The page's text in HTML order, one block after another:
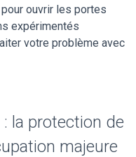
ouvrir les portes
expérimentés
votre problème avec
la protection de
majeure